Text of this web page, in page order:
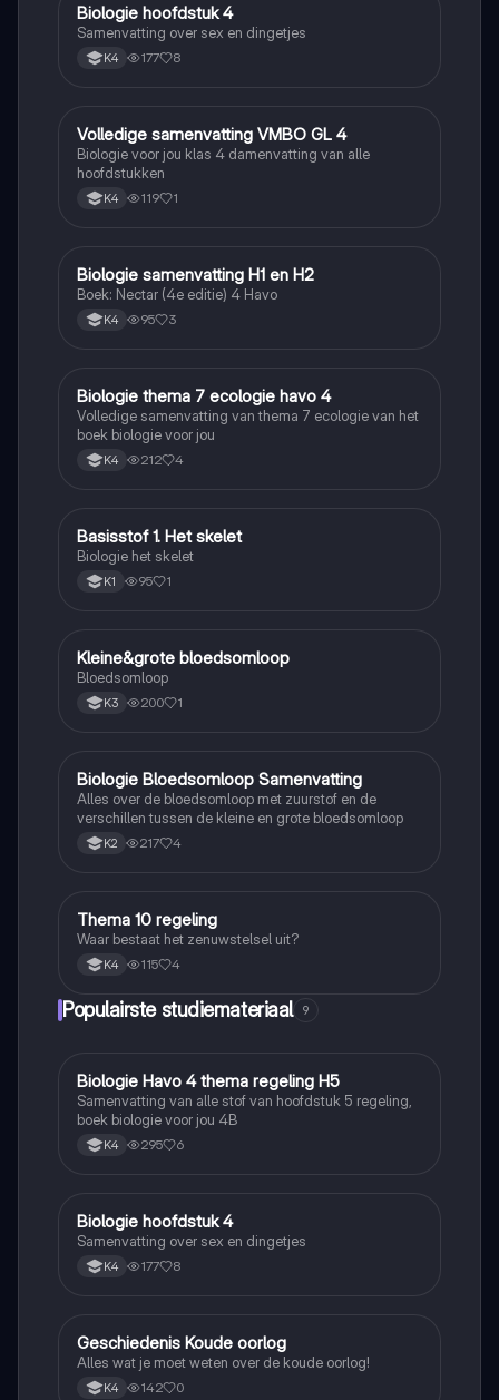
Biologie
Biologie hoofdstuk 4
Samenvatting over sex en dingetjes
K4 177 8
Biologie
Volledige samenvatting VMBO GL 4
Biologie voor jou klas 4 damenvatting van alle
hoofdstukken
K4 119 1
Biologie
Biologie samenvatting H1 en H2
Boek: Nectar (4e editie) 4 Havo
K4 95 3
Biologie
Biologie thema 7 ecologie havo 4
Volledige samenvatting van thema 7 ecologie van het
boek biologie voor jou
K4 212 4
Biologie
Basisstof 1. Het skelet
Biologie het skelet
K1 95 1
Biologie
Kleine&grote bloedsomloop
Bloedsomloop
K3 200 1
Biologie
Biologie Bloedsomloop Samenvatting
Alles over de bloedsomloop met zuurstof en de
verschillen tussen de kleine en grote bloedsomloop
K2 217 4
Biologie
Thema 10 regeling
Waar bestaat het zenuwstelsel uit?
K4 115 4
Populairste studiemateriaal 9
Biologie
Biologie Havo 4 thema regeling H5
Samenvatting van alle stof van hoofdstuk 5 regeling,
boek biologie voor jou 4B
K4 295 6
Biologie
Biologie hoofdstuk 4
Samenvatting over sex en dingetjes
K4 177 8
Geschiedenis
Geschiedenis Koude oorlog
Alles wat je moet weten over de koude oorlog!
K4 142 0